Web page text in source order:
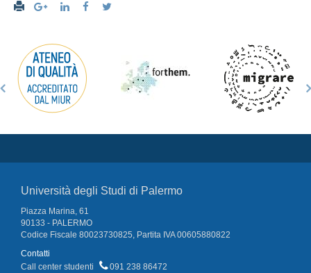
Università degli Studi di Palermo
Piazza Marina, 61
90133 - PALERMO
Codice Fiscale 80023730825, Partita IVA 00605880822
Contatti
Call center studenti
091 238 86472